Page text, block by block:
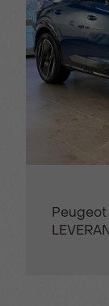
Uppvärmbar